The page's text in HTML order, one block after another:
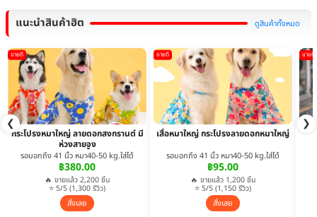
แนะนำสินค้าฮิต ดูสินค้าทั้งหมด
❮ ❯
ขายดี
กระโปรงหมาใหญ่ ลายดอกสงกรานต์ มี
ห่วงสายจูง
รอบอกถึง 41 นิ้ว หมา40-50 kg.ใส่ได้
฿380.00
🔥 ขายแล้ว 2,200 ชิ้น
⭐ 5/5 (1,300 รีวิว)
สั่งเลย
ขายดี
เสื้อหมาใหญ่ กระโปรงลายดอกหมาใหญ่
รอบอกถึง 41 นิ้ว หมา40-50 kg.ใส่ได้
฿95.00
🔥 ขายแล้ว 1,200 ชิ้น
⭐ 5/5 (1,150 รีวิว)
สั่งเลย
ขายดี